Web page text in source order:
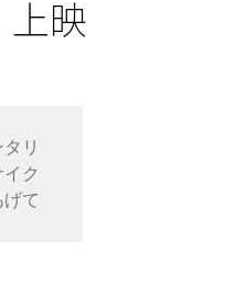
上映
リ
ク
て